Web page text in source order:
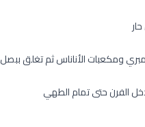
ومكعبات الأناناس ثم تغلق ببصل
الفرن حتى تمام الطهي